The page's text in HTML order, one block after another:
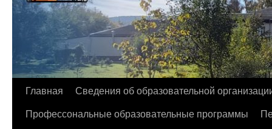
Перейти
Главная
Сведения об образовательной
Профессональные образовательные программы